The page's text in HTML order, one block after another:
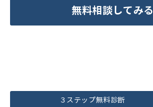
無料相談してみる
３ステップ無料診断